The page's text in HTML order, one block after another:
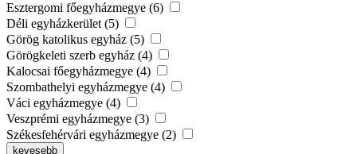
Esztergomi főegyházmegye (6)
Déli egyházkerület (5)
Görög katolikus egyház (5)
Görögkeleti szerb egyház (4)
Kalocsai főegyházmegye (4)
Szombathelyi egyházmegye (4)
Váci egyházmegye (4)
Veszprémi egyházmegye (3)
Székesfehérvári egyházmegye (2)
kevesebb